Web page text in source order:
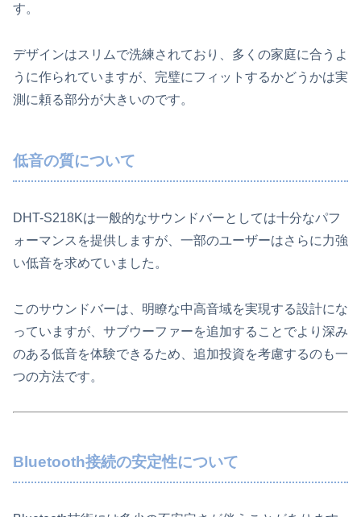
す。
デザインはスリムで洗練されており、多くの家庭に合うよ
うに作られていますが、完璧にフィットするかどうかは実
測に頼る部分が大きいのです。
低音の質について
DHT-S218Kは一般的なサウンドバーとしては十分なパフ
ォーマンスを提供しますが、一部のユーザーはさらに力強
い低音を求めていました。
このサウンドバーは、明瞭な中高音域を実現する設計にな
っていますが、サブウーファーを追加することでより深み
のある低音を体験できるため、追加投資を考慮するのも一
つの方法です。
Bluetooth接続の安定性について